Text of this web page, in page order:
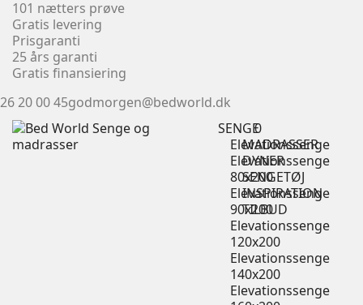
101 nætters prøve
Gratis levering
Prisgaranti
25 års garanti
Gratis finansiering
26 20 00 45godmorgen@bedworld.dk
SENGE
Elevationssenge
Elevationssenge
80x200
Elevationssenge
90x200
Elevationssenge
120x200
Elevationssenge
140x200
Elevationssenge
MADRASSER
DYNER
SENGETØJ
INSPIRATION
TILBUD
0